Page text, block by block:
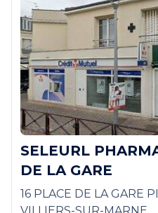
SELEURL
DE LA GARE
16 PLACE DE LA GARE